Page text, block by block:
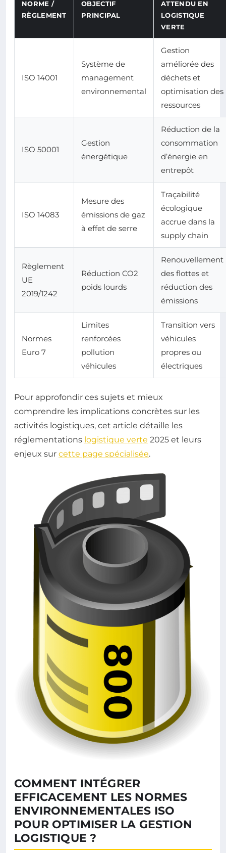
NORME /
RÈGLEMENT
OBJECTIF
PRINCIPAL
ATTENDU EN
LOGISTIQUE
VERTE
ISO 14001
Système de
management
environnemental
Gestion
améliorée des
déchets et
optimisation des
ressources
ISO 50001
Gestion
énergétique
Réduction de la
consommation
d’énergie en
entrepôt
ISO 14083
Mesure des
émissions de gaz
à effet de serre
Traçabilité
écologique
accrue dans la
supply chain
Règlement
UE
2019/1242
Réduction CO2
poids lourds
Renouvellement
des flottes et
réduction des
émissions
Normes
Euro 7
Limites
renforcées
pollution
véhicules
Transition vers
véhicules
propres ou
électriques
Pour approfondir ces sujets et mieux
comprendre les implications concrètes sur les
activités logistiques, cet article détaille les
réglementations logistique verte 2025 et leurs
enjeux sur cette page spécialisée.
COMMENT INTÉGRER
EFFICACEMENT LES NORMES
ENVIRONNEMENTALES ISO
POUR OPTIMISER LA GESTION
LOGISTIQUE ?